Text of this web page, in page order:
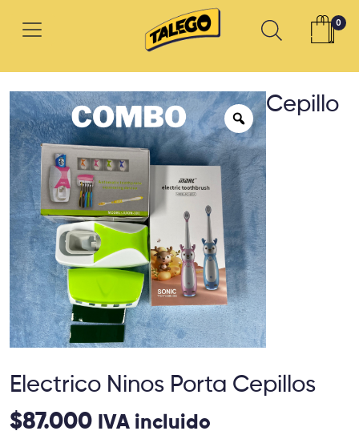
0
Cepillo
Electrico Ninos Porta Cepillos
$87.000 IVA incluido